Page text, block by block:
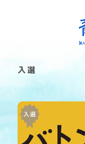
読み物一覧
冊子「青いスピン」
入選